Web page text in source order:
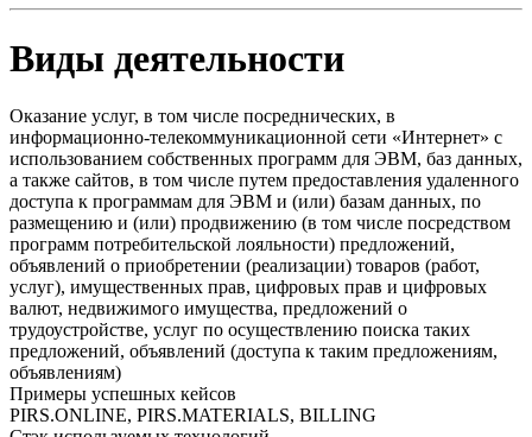
Виды деятельности
Оказание услуг, в том числе посреднических, в
информационно-телекоммуникационной сети «Интернет» с
использованием собственных программ для ЭВМ, баз данных,
а также сайтов, в том числе путем предоставления удаленного
доступа к программам для ЭВМ и (или) базам данных, по
размещению и (или) продвижению (в том числе посредством
программ потребительской лояльности) предложений,
объявлений о приобретении (реализации) товаров (работ,
услуг), имущественных прав, цифровых прав и цифровых
валют, недвижимого имущества, предложений о
трудоустройстве, услуг по осуществлению поиска таких
предложений, объявлений (доступа к таким предложениям,
объявлениям)
Примеры успешных кейсов
PIRS.ONLINE, PIRS.MATERIALS, BILLING